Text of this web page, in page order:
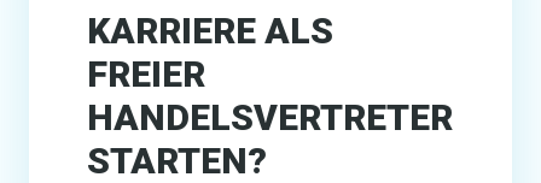
KARRIERE ALS
FREIER
HANDELSVERTRETER
STARTEN?